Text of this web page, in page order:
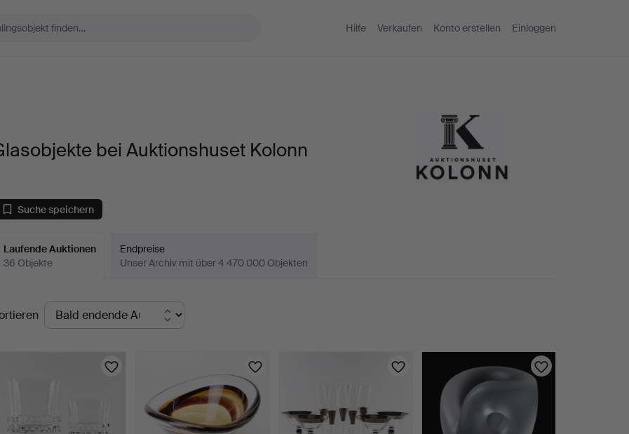
Hilfe Verkaufen Konto erstellen Einloggen
bei Auktionshuset Kolonn
Suche speichern
Laufende Auktionen
36 Objekte
Endpreise
Unser Archiv mit über 4 470 000 Objekten
Laufende